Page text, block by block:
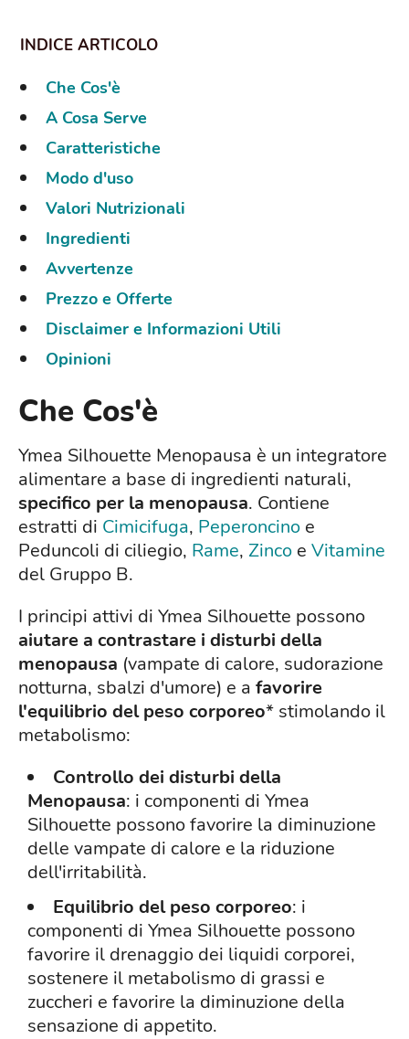
Che Cos'è
A Cosa Serve
Caratteristiche
Modo d'uso
Valori Nutrizionali
Ingredienti
Avvertenze
Prezzo e Offerte
Disclaimer e Informazioni Utili
Opinioni
Che Cos'è
Ymea Silhouette Menopausa è un integratore
alimentare a base di ingredienti naturali,
specifico per la menopausa. Contiene
estratti di Cimicifuga, Peperoncino e
Peduncoli di ciliegio, Rame, Zinco e Vitamine
del Gruppo B.
I principi attivi di Ymea Silhouette possono
aiutare a contrastare i disturbi della
menopausa (vampate di calore, sudorazione
notturna, sbalzi d'umore) e a favorire
l'equilibrio del peso corporeo* stimolando il
metabolismo:
Controllo dei disturbi della
Menopausa: i componenti di Ymea
Silhouette possono favorire la diminuzione
delle vampate di calore e la riduzione
dell'irritabilità.
Equilibrio del peso corporeo: i
componenti di Ymea Silhouette possono
favorire il drenaggio dei liquidi corporei,
sostenere il metabolismo di grassi e
zuccheri e favorire la diminuzione della
sensazione di appetito.